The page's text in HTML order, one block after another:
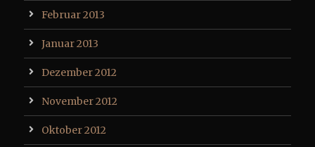
Februar 2013
Januar 2013
Dezember 2012
November 2012
Oktober 2012